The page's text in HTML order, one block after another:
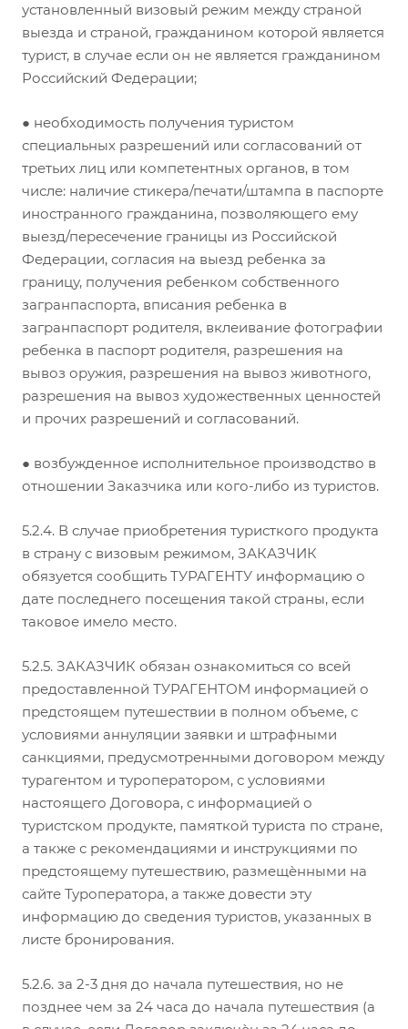
установленный визовый режим между страной
выезда и страной, гражданином которой является
турист, в случае если он не является гражданином
Российский Федерации;
● необходимость получения туристом
специальных разрешений или согласований от
третьих лиц или компетентных органов, в том
числе: наличие стикера/печати/штампа в паспорте
иностранного гражданина, позволяющего ему
выезд/пересечение границы из Российской
Федерации, согласия на выезд ребенка за
границу, получения ребенком собственного
загранпаспорта, вписания ребенка в
загранпаспорт родителя, вклеивание фотографии
ребенка в паспорт родителя, разрешения на
вывоз оружия, разрешения на вывоз животного,
разрешения на вывоз художественных ценностей
и прочих разрешений и согласований.
● возбужденное исполнительное производство в
отношении Заказчика или кого-либо из туристов.
5.2.4. В случае приобретения туристкого продукта
в страну с визовым режимом, ЗАКАЗЧИК
обязуется сообщить ТУРАГЕНТУ информацию о
дате последнего посещения такой страны, если
таковое имело место.
5.2.5. ЗАКАЗЧИК обязан ознакомиться со всей
предоставленной ТУРАГЕНТОМ информацией о
предстоящем путешествии в полном объеме, с
условиями аннуляции заявки и штрафными
санкциями, предусмотренными договором между
турагентом и туроператором, с условиями
настоящего Договора, с информацией о
туристском продукте, памяткой туриста по стране,
а также с рекомендациями и инструкциями по
предстоящему путешествию, размещѐнными на
сайте Туроператора, а также довести эту
информацию до сведения туристов, указанных в
листе бронирования.
5.2.6. за 2-3 дня до начала путешествия, но не
позднее чем за 24 часа до начала путешествия (а